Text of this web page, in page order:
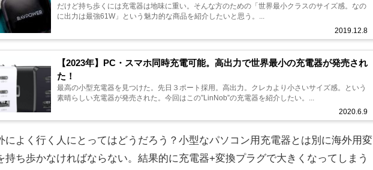
2019.12.8
だけど持ち歩くには充電器は地味に重い。そんな方のための「世界最小クラスのサイズ感。なの
に出力は最強61W」という魅力的な商品を紹介したいと思う。...
【2023年】PC・スマホ同時充電可能。高出力で世界最小の充電器が発売され
た！
2020.6.9
最高の小型充電器を見つけた。先日３ポート採用。高出力。クレカより小さいサイズ感。という
素晴らしい充電器が発売された。今回はこの”LinNob”の充電器を紹介したい。...
によく行く人にとってはどうだろう？小型なパソコン用充電器とは別に海外用変
持ち歩かなければならない。結果的に充電器+変換プラグで大きくなってしまう